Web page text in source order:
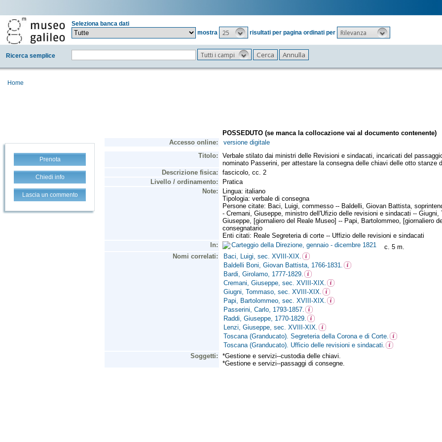
Seleziona banca dati
mostra
25 risultati per pagina ordinati per Rilevanza
Ricerca semplice Tutti i campi
Home
Prenota
Chiedi info
Lascia un commento